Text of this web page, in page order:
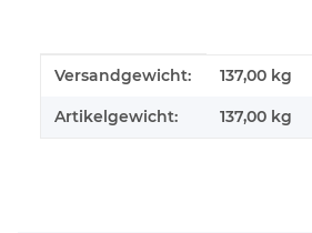
Produkteigenschaft
Wert
Versandgewicht: 137,00 kg
Artikelgewicht: 137,00 kg